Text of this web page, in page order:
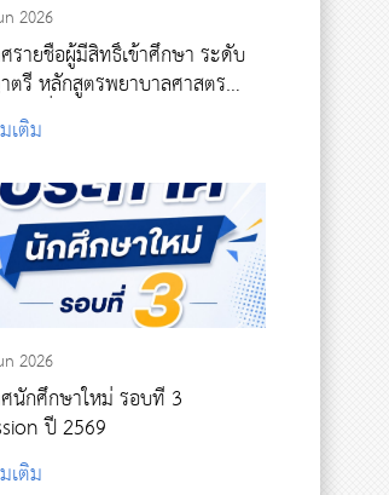
2026
รายชื่อผู้มีสิทธิ์เข้าศึกษา ระดับ
รี หลักสูตรพยาบาลศาสตร
อบที่ 4 รับตรงอิสระ ปีการศึกษา
เติม
2026
นักศึกษาใหม่ รอบที่ 3
ปี 2569
เติม